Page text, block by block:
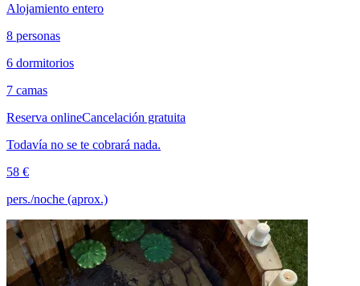
Alojamiento entero
8 personas
6 dormitorios
7 camas
Reserva onlineCancelación gratuita
Todavía no se te cobrará nada.
58 €
pers./noche (aprox.)